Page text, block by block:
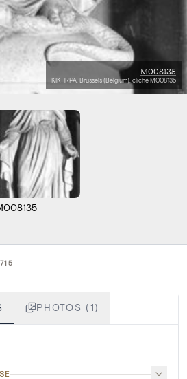
M008135
KIK-IRPA, Brussels (Belgium), cliché M008135
PHOTOS (1)